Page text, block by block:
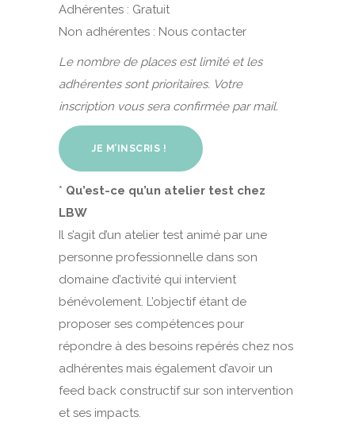
Adhérentes : Gratuit
Non adhérentes : Nous contacter
Le nombre de places est limité et les
adhérentes sont prioritaires. Votre
inscription vous sera confirmée par mail.
JE M’INSCRIS !
* Qu’est-ce qu’un atelier test chez
LBW
Il s’agit d’un atelier test animé par une
personne professionnelle dans son
domaine d’activité qui intervient
bénévolement. L’objectif étant de
proposer ses compétences pour
répondre à des besoins repérés chez nos
adhérentes mais également d’avoir un
feed back constructif sur son intervention
et ses impacts.